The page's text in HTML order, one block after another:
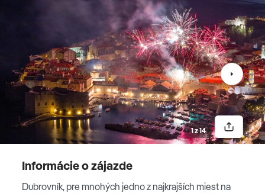
tam i jednu z najstarších lekární, ktorá je umiestnená vo
Františkánskom kláštore z r. 1317. K ďalším lákadlám
Mestská veža z r. 1444. Počas dňa
navštívime múzeá a nevynecháme tiež mestské hradby
dlhé 1 940 m. V popoludňajších hodinách nás
v historickom centre čaká veselý silvestrovský program
pre deti, Podvečer sa jedna z najnavštevovanejších a
najkrajších ulíc na sveteStradunezmení na dejisko
plné zábavy, kde to o polnoci vyvrcholípestrým
silvestrovským programom. Vystúpia rôzni známi
umelci, speváci a skupiny. Napokon rok 2025 privítame
fantastickým ohňostrojom
1 z 14
Informácie o zájazde
Dubrovník, pre mnohých jedno z najkrajších miest na